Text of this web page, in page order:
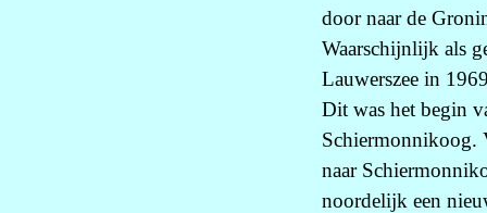
door naar de
Waarschijnlijk als
Lauwerszee in
Dit was het begin
Schiermonnikoog.
naar
noordelijk een